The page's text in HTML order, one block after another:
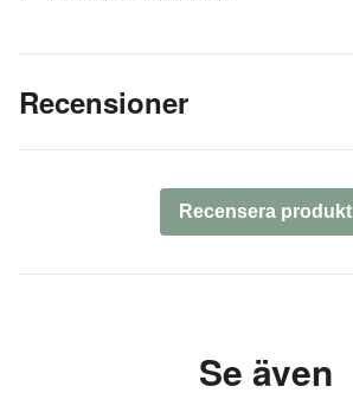
Recensioner
Recensera produkt
Se även